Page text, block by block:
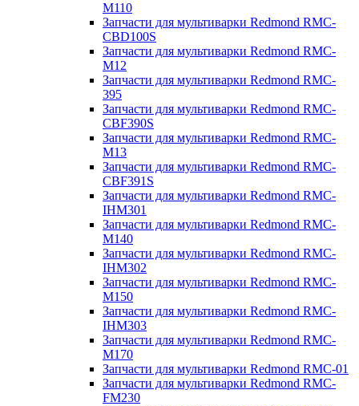
M110
Запчасти для мультиварки Redmond RMC-
CBD100S
Запчасти для мультиварки Redmond RMC-
M12
Запчасти для мультиварки Redmond RMC-
395
Запчасти для мультиварки Redmond RMC-
CBF390S
Запчасти для мультиварки Redmond RMC-
M13
Запчасти для мультиварки Redmond RMC-
CBF391S
Запчасти для мультиварки Redmond RMC-
IHM301
Запчасти для мультиварки Redmond RMC-
M140
Запчасти для мультиварки Redmond RMC-
IHM302
Запчасти для мультиварки Redmond RMC-
M150
Запчасти для мультиварки Redmond RMC-
IHM303
Запчасти для мультиварки Redmond RMC-
M170
Запчасти для мультиварки Redmond RMC-01
Запчасти для мультиварки Redmond RMC-
FM230